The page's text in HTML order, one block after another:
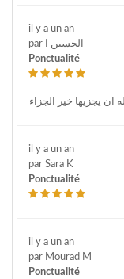
il y a un an
par الحسين ا
Ponctualité
ان يجزيها خير الجزاء
il y a un an
par Sara K
Ponctualité
il y a un an
par Mourad M
Ponctualité